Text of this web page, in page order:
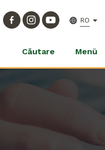
RO
Căutare Menü